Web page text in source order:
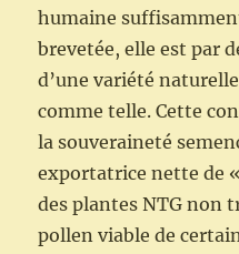
humaine
brevetée, elle est par
d’une variété
comme telle. Cette
la souveraineté
exportatrice nette de
des plantes NTG non
pollen viable de